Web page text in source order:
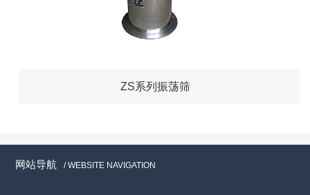
ZS系列振荡筛
网站导航 / WEBSITE NAVIGATION